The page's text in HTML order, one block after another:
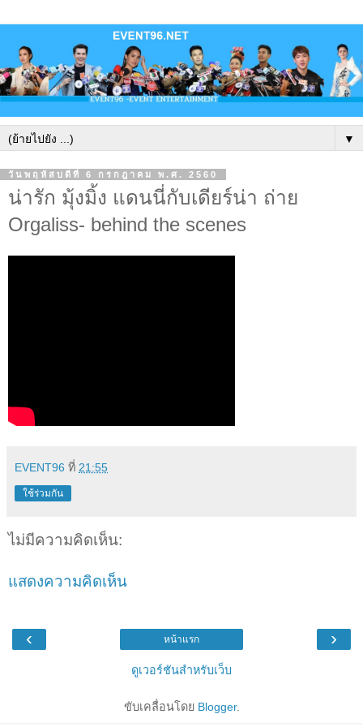
▼
วันพฤหัสบดีที่ 6 กรกฎาคม พ.ศ. 2560
น่ารัก มุ้งมิ้ง แดนนี่กับเดียร์น่า ถ่าย
Orgaliss- behind the scenes
EVENT96 ที่ 21:55
ใช้ร่วมกัน
ไม่มีความคิดเห็น:
แสดงความคิดเห็น
‹ ›
หน้าแรก
ดูเวอร์ชันสำหรับเว็บ
ขับเคลื่อนโดย Blogger.